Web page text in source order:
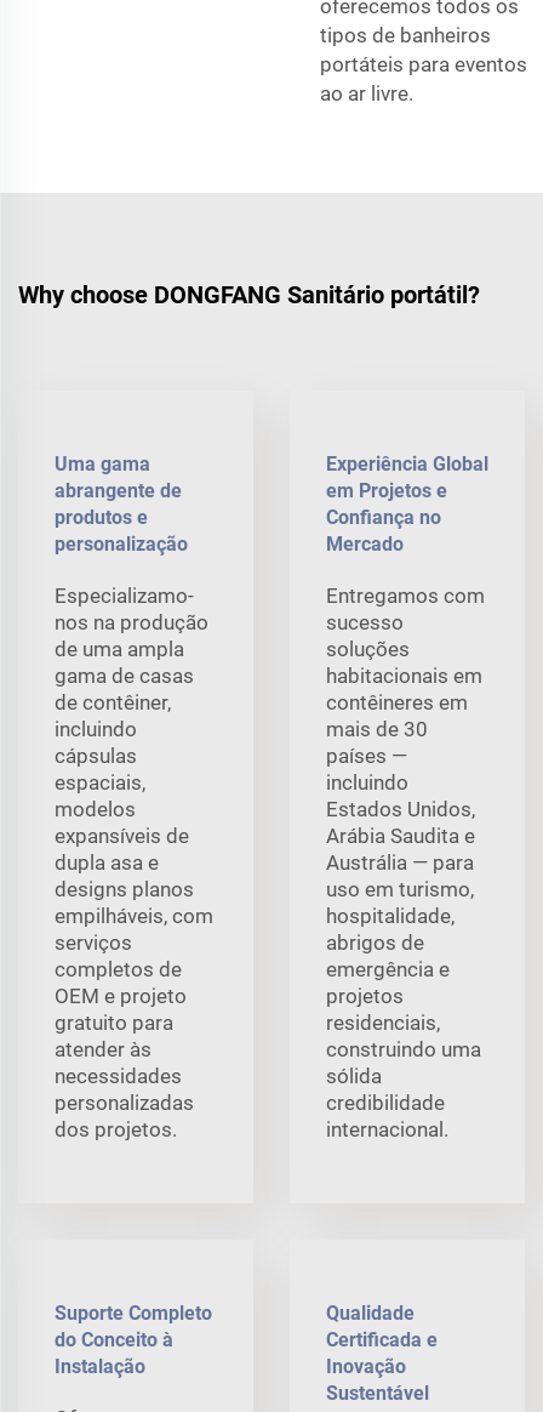
oferecemos todos os
tipos de banheiros
portáteis para eventos
ao ar livre.
Why choose DONGFANG Sanitário portátil?
Uma gama
abrangente de
produtos e
personalização
Especializamo-
nos na produção
de uma ampla
gama de casas
de contêiner,
incluindo
cápsulas
espaciais,
modelos
expansíveis de
dupla asa e
designs planos
empilháveis, com
serviços
completos de
OEM e projeto
gratuito para
atender às
necessidades
personalizadas
dos projetos.
Experiência Global
em Projetos e
Confiança no
Mercado
Entregamos com
sucesso
soluções
habitacionais em
contêineres em
mais de 30
países —
incluindo
Estados Unidos,
Arábia Saudita e
Austrália — para
uso em turismo,
hospitalidade,
abrigos de
emergência e
projetos
residenciais,
construindo uma
sólida
credibilidade
internacional.
Suporte Completo
do Conceito à
Instalação
Qualidade
Certificada e
Inovação
Sustentável